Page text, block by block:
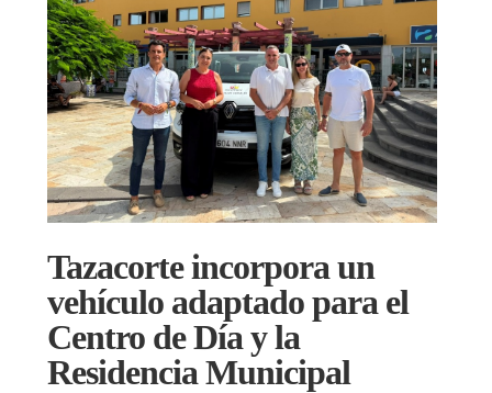
Tazacorte incorpora un
vehículo adaptado para el
Centro de Día y la
Residencia Municipal